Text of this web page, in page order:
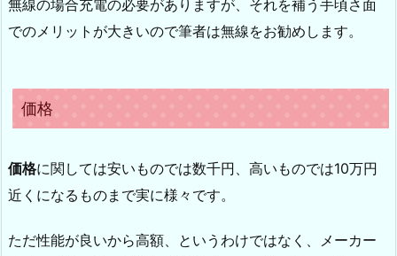
無線の場合充電の必要がありますが、それを補う手頃さ面
でのメリットが大きいので筆者は無線をお勧めします。
価格
価格に関しては安いものでは数千円、高いものでは10万円
近くになるものまで実に様々です。
ただ性能が良いから高額、というわけではなく、メーカー